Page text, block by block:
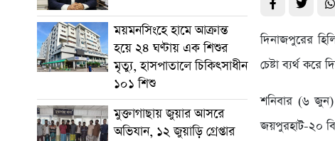
ময়মনসিংহে হামে আক্রান্ত
হয়ে ২৪ ঘণ্টায় এক শিশুর
মৃত্যু, হাসপাতালে চিকিৎসাধীন
১০১ শিশু
মুক্তাগাছায় জুয়ার আসরে
অভিযান, ১২ জুয়াড়ি গ্রেপ্তার
দিনাজপুরের
চেষ্টা ব্যর্থ করে
শনিবার (৬ জুন)
জয়পুরহাট-২০